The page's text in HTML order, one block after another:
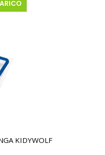
KIDYWOLF